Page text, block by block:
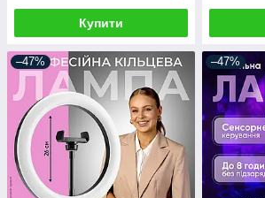
Купити
–47% –47%